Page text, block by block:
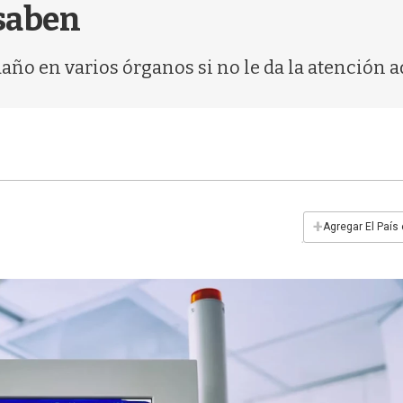
en varios órganos si no le da la atención
+Agregar El País